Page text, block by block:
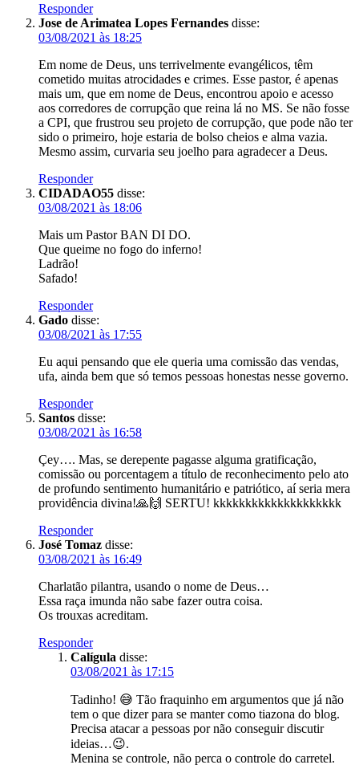
Responder
Jose de Arimatea Lopes Fernandes disse:
03/08/2021 às 18:25
Em nome de Deus, uns terrivelmente evangélicos, têm
cometido muitas atrocidades e crimes. Esse pastor, é apenas
mais um, que em nome de Deus, encontrou apoio e acesso
aos corredores de corrupção que reina lá no MS. Se não fosse
a CPI, que frustrou seu projeto de corrupção, que pode não ter
sido o primeiro, hoje estaria de bolso cheios e alma vazia.
Mesmo assim, curvaria seu joelho para agradecer a Deus.
Responder
CIDADAO55 disse:
03/08/2021 às 18:06
Mais um Pastor BAN DI DO.
Que queime no fogo do inferno!
Ladrão!
Safado!
Responder
Gado disse:
03/08/2021 às 17:55
Eu aqui pensando que ele queria uma comissão das vendas,
ufa, ainda bem que só temos pessoas honestas nesse governo.
Responder
Santos disse:
03/08/2021 às 16:58
Çey…. Mas, se derepente pagasse alguma gratificação,
comissão ou porcentagem a título de reconhecimento pelo ato
de profundo sentimento humanitário e patriótico, aí seria mera
providência divina!🙏🙌 SERTU! kkkkkkkkkkkkkkkkkkkk
Responder
José Tomaz disse:
03/08/2021 às 16:49
Charlatão pilantra, usando o nome de Deus…
Essa raça imunda não sabe fazer outra coisa.
Os trouxas acreditam.
Responder
Calígula disse:
03/08/2021 às 17:15
Tadinho! 😅 Tão fraquinho em argumentos que já não
tem o que dizer para se manter como tiazona do blog.
Precisa atacar a pessoas por não conseguir discutir
ideias…😉.
Menina se controle, não perca o controle do carretel.